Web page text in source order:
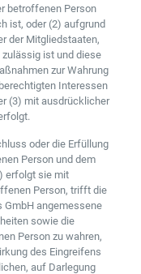
betroffenen Person
ist, oder (2) aufgrund
der Mitgliedstaaten,
ist und diese
zur Wahrung
Interessen
(3) mit ausdrücklicher
oder die Erfüllung
Person und dem
erfolgt sie mit
Person, trifft die
GmbH angemessene
sowie die
Person zu wahren,
des Eingreifens
auf Darlegung